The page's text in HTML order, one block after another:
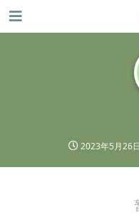
2023年5月26日